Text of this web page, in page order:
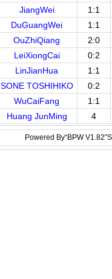
JiangWei
1:1
DuGuangWei
1:1
OuZhiQiang
2:0
LeiXiongCai
0:2
LinJianHua
1:1
SONE TOSHIHIKO
0:2
WuCaiFang
1:1
Huang JunMing 4
Powered By“BPW